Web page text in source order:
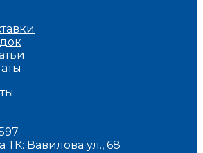
ТК: Вавилова ул., 68